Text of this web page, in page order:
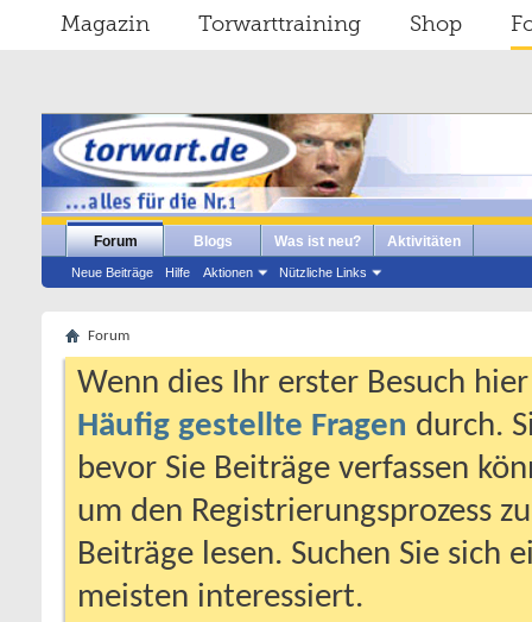
Magazin Torwarttraining Shop
Forum
Neue Beiträge Hilfe Aktionen Nützliche Links
Blogs Was ist neu? Aktivitäten
Forum
Wenn dies Ihr erster Besuch
Häufig gestellte Fragen durch.
bevor Sie Beiträge verfassen
um den Registrierungsprozess
Beiträge lesen. Suchen Sie sich
meisten interessiert.